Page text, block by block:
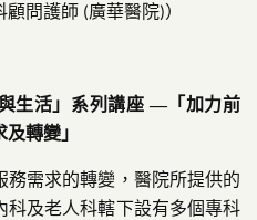
顧問護師 (廣華醫院)）
生活」系列講座—「加力前
轉變」
務需求的轉變，醫院所提供的
科及老人科轄下設有多個專科